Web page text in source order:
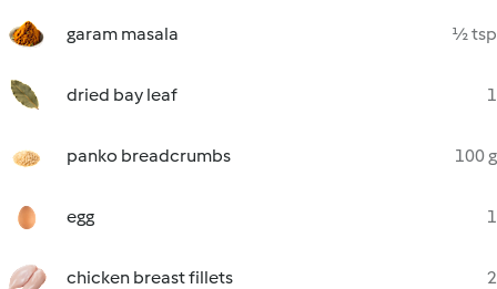
garam masala ½ tsp
dried bay leaf 1
panko breadcrumbs 100 g
egg 1
chicken breast fillets 2